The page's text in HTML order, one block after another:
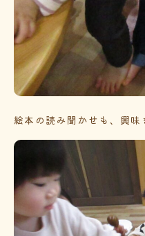
絵本の読み聞かせも、興味